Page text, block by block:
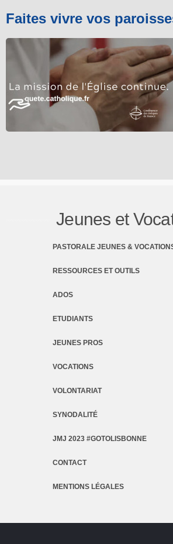
Faites vivre vos
Jeunes et
PASTORALE JEUNES &
RESSOURCES ET OUTILS
ADOS
ETUDIANTS
JEUNES PROS
VOCATIONS
VOLONTARIAT
SYNODALITÉ
JMJ 2023 #GOTOLISBONNE
CONTACT
MENTIONS LÉGALES